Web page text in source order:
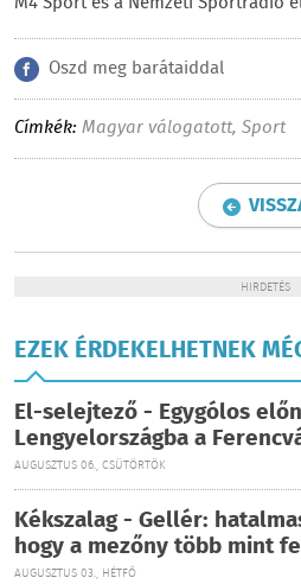
Oszd meg barátaiddal
Címkék: Magyar válogatott, Sport
HIRDETÉS
EZEK ÉRDEKELHETNEK
El-selejtező - Egygólos
Lengyelországba a
AUGUSZTUS 06., CSÜTÖRTÖK
Kékszalag - Gellér:
hogy a mezőny több mint
AUGUSZTUS 03., HÉTFŐ